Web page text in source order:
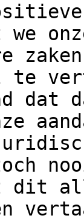
te
dat
dit